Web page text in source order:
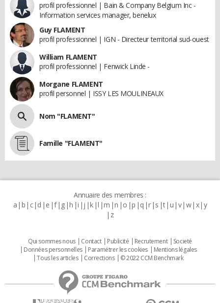
profil professionnel | Bain & Company Belgium Inc -
Information services manager, benelux
Guy FLAMENT
profil professionnel | IGN - Directeur territorial sud-ouest
William FLAMENT
profil professionnel | Fenwick Linde -
Morgane FLAMENT
profil personnel | ISSY LES MOULINEAUX
Nom "FLAMENT"
Famille "FLAMENT"
Annuaire des membres :
a b c d e f g h i j k l m n o p q r s t u v w x y
z
Qui sommes nous Contact Publicité Recrutement
Societé
Données personnelles
Paramétrer les cookies
Mentions légales
Tous les articles
Corrections © 2022 CCM Benchmark